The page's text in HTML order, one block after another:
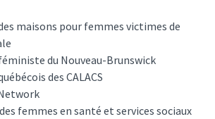
maisons pour femmes victimes de
du Nouveau-Brunswick
des CALACS
Network
femmes en santé et services sociaux